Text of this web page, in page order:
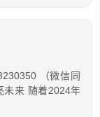
（微信同
未来 随着2024年